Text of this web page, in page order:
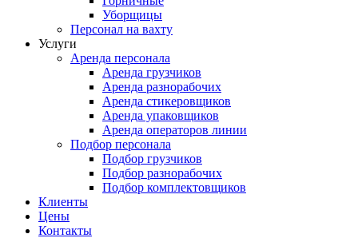
Уборщицы
Персонал на вахту
Услуги
Аренда персонала
Аренда грузчиков
Аренда разнорабочих
Аренда стикеровщиков
Аренда упаковщиков
Аренда операторов линии
Подбор персонала
Подбор грузчиков
Подбор разнорабочих
Подбор комплектовщиков
Клиенты
Цены
Контакты